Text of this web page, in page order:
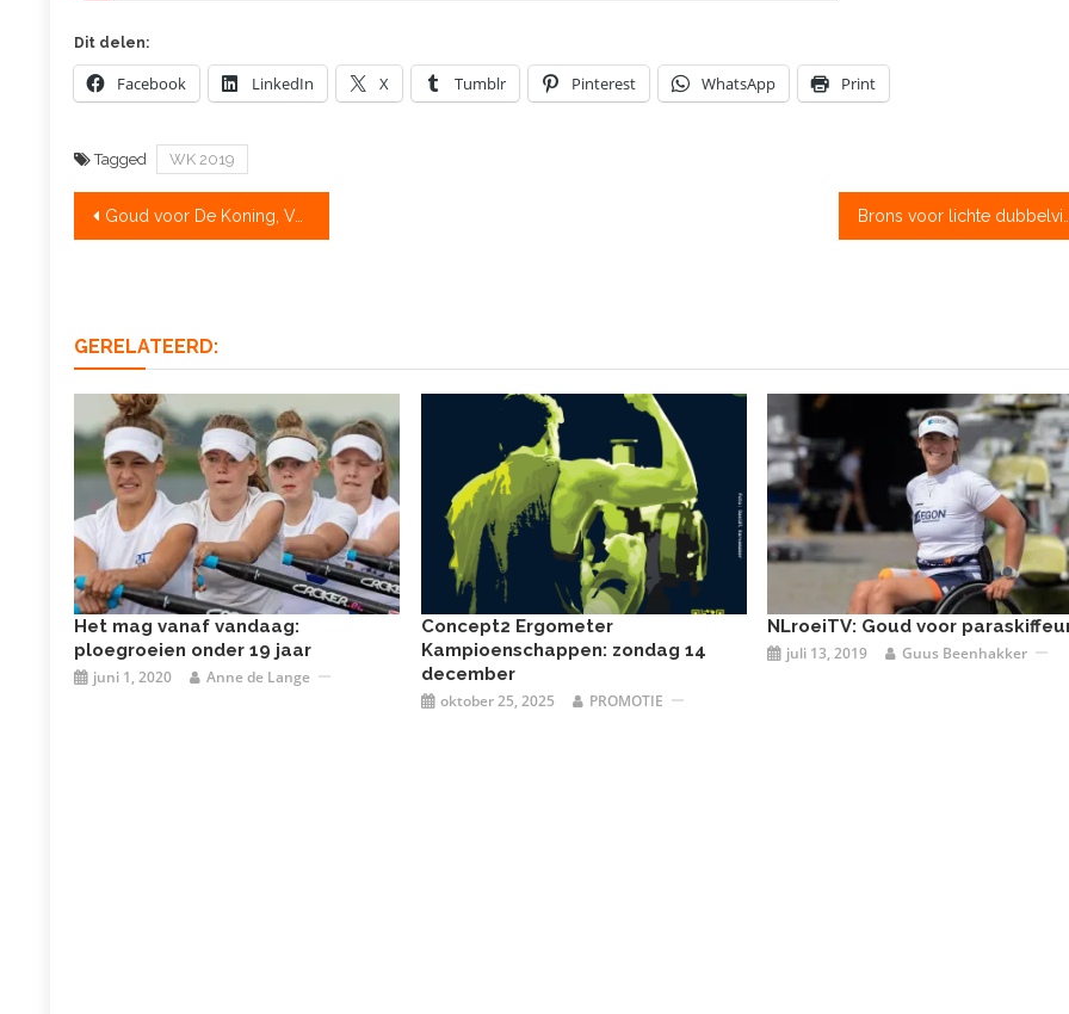
Dit delen:
Facebook LinkedIn X Tumblr Pinterest WhatsApp Print
Tagged WK 2019
Bericht
Goud voor De Koning, Van der Meer naar zilver
GERELATEERD:
Het mag vanaf vandaag:
ploegroeien onder 19 jaar
juni 1, 2020 Anne de Lange
Concept2 Ergometer
Kampioenschappen: zondag 14
december
oktober 25, 2025 PROMOTIE
NLroeiTV: Goud voor
juli 13, 2019 Guus Beenhakker